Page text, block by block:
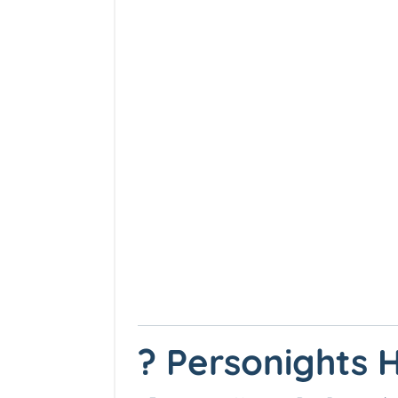
? Personights